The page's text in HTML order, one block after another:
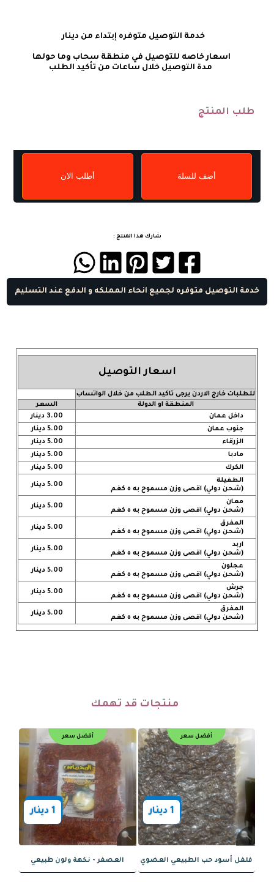
طلب المنتج
أضف للسلة أطلب الان
شارك هذا المنتج :
خدمة التوصيل متوفره لجميع انحاء المملكه و الدفع عند التسليم
اسعار التوصيل
للطلبات خارج الاردن يرجى تاكيد الطلب من خلال الواتساب
المنطقة او الدولة
السعر
داخل عمان
3.00 دينار
جنوب عمان
5.00 دينار
الزرقاء
5.00 دينار
مادبا
5.00 دينار
الكرك
5.00 دينار
الطفيلة
(شحن دولي) اقصى وزن مسموح به ٥ كغم
5.00 دينار
معان
(شحن دولي) اقصى وزن مسموح به ٥ كغم
5.00 دينار
المفرق
(شحن دولي) اقصى وزن مسموح به ٥ كغم
5.00 دينار
اربد
(شحن دولي) اقصى وزن مسموح به ٥ كغم
5.00 دينار
عجلون
(شحن دولي) اقصى وزن مسموح به ٥ كغم
5.00 دينار
جرش
(شحن دولي) اقصى وزن مسموح به ٥ كغم
5.00 دينار
المفرق
(شحن دولي) اقصى وزن مسموح به ٥ كغم
5.00 دينار
منتجات قد تهمك